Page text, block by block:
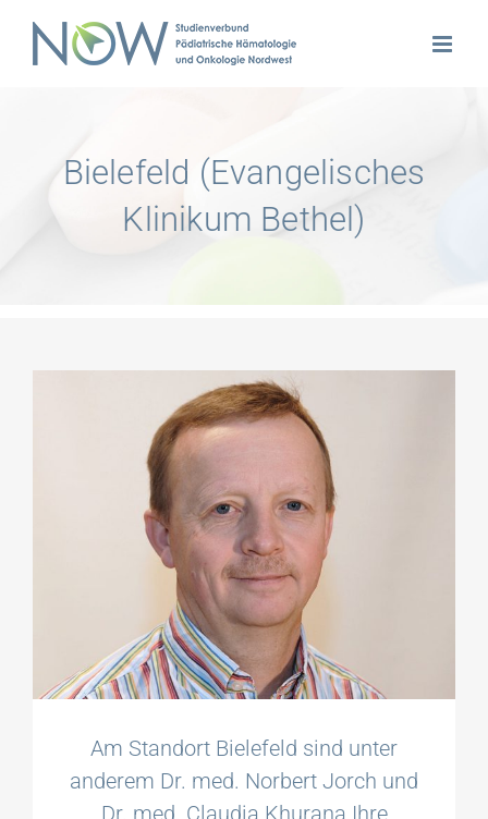
Inhalt
springen
Bielefeld (Evangelisches
Klinikum Bethel)
Am Standort Bielefeld sind unter
anderem Dr. med. Norbert Jorch und
Dr. med. Claudia Khurana Ihre